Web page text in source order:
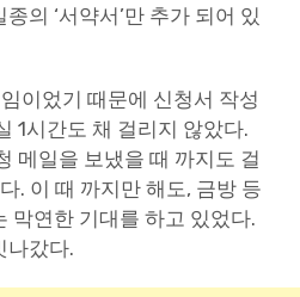
의 ‘서약서’만 추가 되어 있
이었기 때문에 신청서 작성
1시간도 채 걸리지 않았다.
메일을 보냈을 때 까지도 걸
. 이 때 까지만 해도, 금방 등
막연한 기대를 하고 있었다.
나갔다.